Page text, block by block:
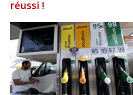
réussi !